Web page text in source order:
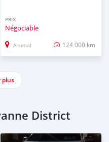
PRIX
Négociable
Arsenal 124 000 km
plus
District